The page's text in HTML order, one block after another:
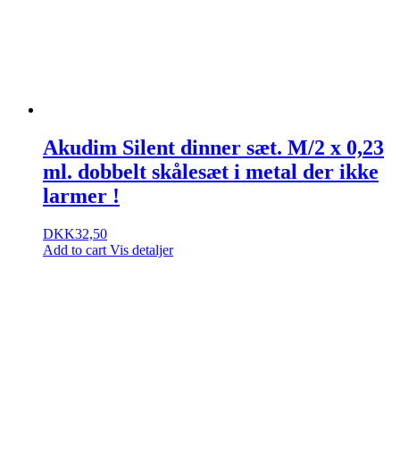
Akudim Silent dinner sæt. M/2 x 0,23
ml. dobbelt skålesæt i metal der ikke
larmer !
DKK32,50
Add to cart Vis detaljer